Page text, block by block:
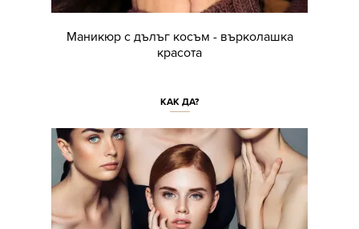
Маникюр с дълъг косъм - върколашка
красота
КАК ДА?